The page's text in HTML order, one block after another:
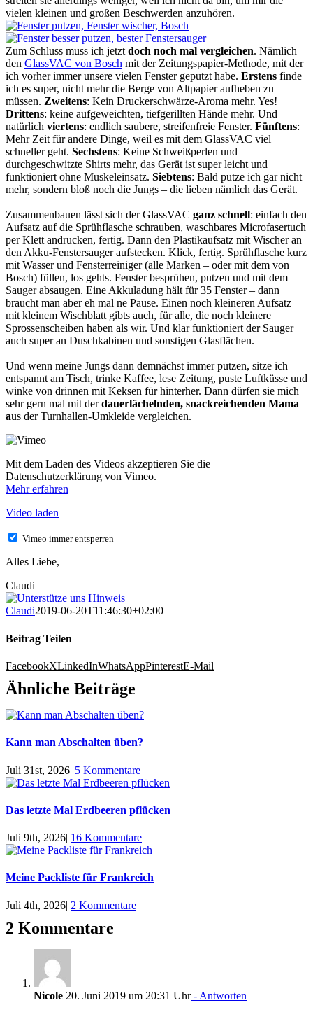
vielen kleinen und großen Beschwerden anzuhören.
Zum Schluss muss ich jetztdoch noch mal vergleichen. Nämlich
den GlassVAC von Bosch mit der Zeitungspapier-Methode, mit der
ich vorher immer unsere vielen Fenster geputzt habe. Erstens finde
ich es super, nicht mehr die Berge von Altpapier aufheben zu
müssen. Zweitens: Kein Druckerschwärze-Aroma mehr. Yes!
Drittens: keine aufgeweichten, tiefgerillten Hände mehr. Und
natürlich viertens: endlich saubere, streifenfreie Fenster. Fünftens:
Mehr Zeit für andere Dinge, weil es mit dem GlassVAC viel
schneller geht. Sechstens: Keine Schweißperlen und
durchgeschwitzte Shirts mehr, das Gerät ist super leicht und
funktioniert ohne Muskeleinsatz. Siebtens: Bald putze ich gar nicht
mehr, sondern bloß noch die Jungs – die lieben nämlich das Gerät.
Zusammenbauen lässt sich der GlassVAC ganz schnell: einfach den
Aufsatz auf die Sprühflasche schrauben, waschbares Microfasertuch
per Klett andrucken, fertig. Dann den Plastikaufsatz mit Wischer an
den Akku-Fenstersauger aufstecken. Klick, fertig. Sprühflasche kurz
mit Wasser und Fensterreiniger (alle Marken – oder mit dem von
Bosch) füllen, los gehts. Fenster besprühen, putzen und mit dem
Sauger absaugen. Eine Akkuladung hält für 35 Fenster – dann
braucht man aber eh mal ne Pause. Einen noch kleineren Aufsatz
mit kleinem Wischblatt gibts auch, für alle, die noch kleinere
Sprossenscheiben haben als wir. Und klar funktioniert der Sauger
auch super an Duschkabinen und sonstigen Glasflächen.
Und wenn meine Jungs dann demnächst immer putzen, sitze ich
entspannt am Tisch, trinke Kaffee, lese Zeitung, puste Luftküsse und
winke von drinnen mit Keksen für hinterher. Dann dürfen sie mich
sehr gern mal mit derdauerlächelnden, snackreichenden Mama
aus der Turnhallen-Umkleide vergleichen.
Mit dem Laden des Videos akzeptieren Sie die
Datenschutzerklärung von Vimeo.
Mehr erfahren
Video laden
Vimeo immer entsperren
Alles Liebe,
Claudi
Claudi2019-06-20T11:46:30+02:00
Beitrag Teilen
FacebookXLinkedInWhatsAppPinterestE-Mail
Ähnliche Beiträge
Kann man Abschalten üben?
Juli 31st, 2026| 5 Kommentare
Das letzte Mal Erdbeeren pflücken
Juli 9th, 2026| 16 Kommentare
Meine Packliste für Frankreich
Juli 4th, 2026| 2 Kommentare
2 Kommentare
Nicole 20. Juni 2019 um 20:31 Uhr- Antworten